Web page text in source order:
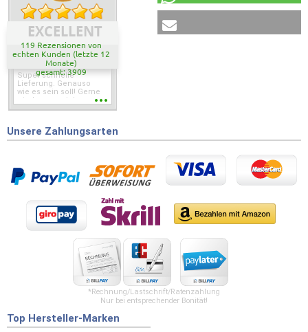
EXCELLENT
119 Rezensionen von
echten Kunden (letzte 12
Monate)
gesamt: 3909
Super schnelle
Lieferung. Genauso
wie es sein soll! Gerne
wieder wenn ich was
Unsere Zahlungsarten
*Rechnung/Lastschrift/Ratenzahlung
Nur bei entsprechender Bonität!
Top Hersteller-Marken